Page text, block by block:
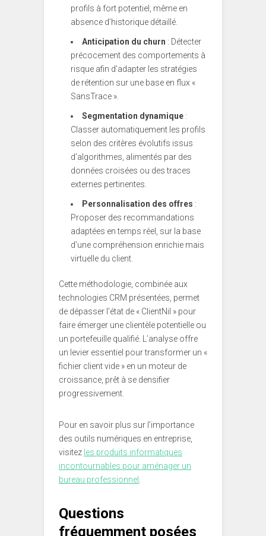
profils à fort potentiel, même en
absence d’historique détaillé.
Anticipation du churn : Détecter
précocement des comportements à
risque afin d’adapter les stratégies
de rétention sur une base en flux «
SansTrace ».
Segmentation dynamique :
Classer automatiquement les profils
selon des critères évolutifs issus
d’algorithmes, alimentés par des
données croisées ou des traces
externes pertinentes.
Personnalisation des offres :
Proposer des recommandations
adaptées en temps réel, sur la base
d’une compréhension enrichie mais
virtuelle du client.
Cette méthodologie, combinée aux
technologies CRM présentées, permet
de dépasser l’état de « ClientNil » pour
faire émerger une clientèle potentielle ou
un portefeuille qualifié. L’analyse offre
un levier essentiel pour transformer un «
fichier client vide » en un moteur de
croissance, prêt à se densifier
progressivement.
Pour en savoir plus sur l’importance
des outils numériques en entreprise,
visitez les produits informatiques
incontournables pour aménager un
bureau professionnel .
Questions
fréquemment posées